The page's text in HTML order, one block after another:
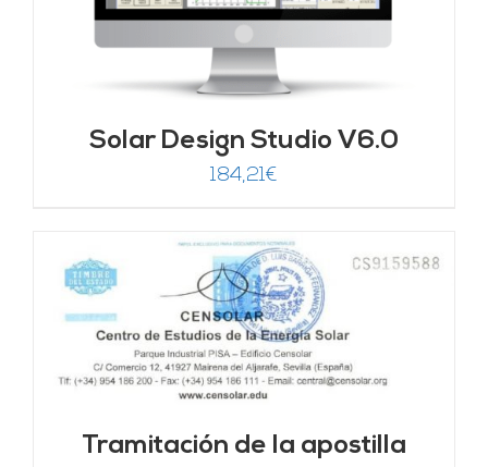
Solar Design Studio V6.0
184,21€
Tramitación de la apostilla